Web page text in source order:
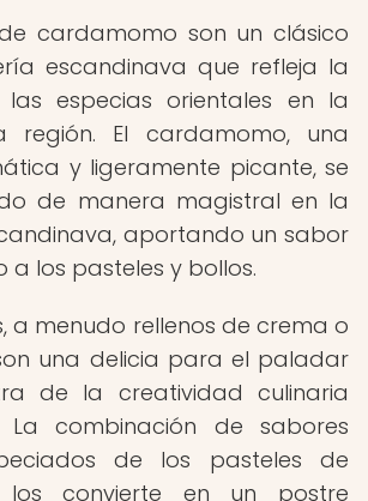
cardamomo son un clásico
escandinava que refleja la
especias orientales en la
El cardamomo, una
y ligeramente picante, se
de manera magistral en la
aportando un sabor
a los pasteles y bollos.
a menudo rellenos de crema o
una delicia para el paladar
de la creatividad culinaria
La combinación de sabores
de los pasteles de
los convierte en un postre